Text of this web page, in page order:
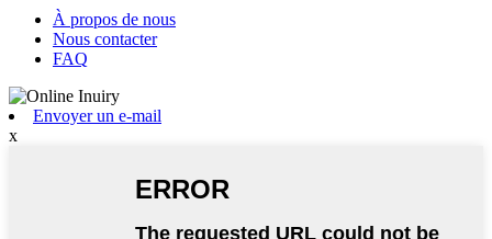
À propos de nous
Nous contacter
FAQ
Envoyer un e-mail
x